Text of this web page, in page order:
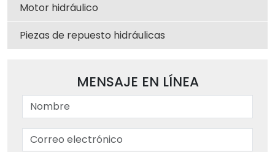
Motor hidráulico
Piezas de repuesto hidráulicas
MENSAJE EN LÍNEA